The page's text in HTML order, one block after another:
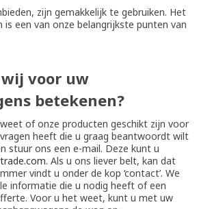
zijn gemakkelijk te gebruiken. Het
een van onze belangrijkste punten van
voor uw
betekenen?
of onze producten geschikt zijn voor
heeft die u graag beantwoordt wilt
stuur ons een e-mail. Deze kunt u
. Als u ons liever belt, kan dat
vindt u onder de kop ‘contact’. We
informatie die u nodig heeft of een
Voor u het weet, kunt u met uw